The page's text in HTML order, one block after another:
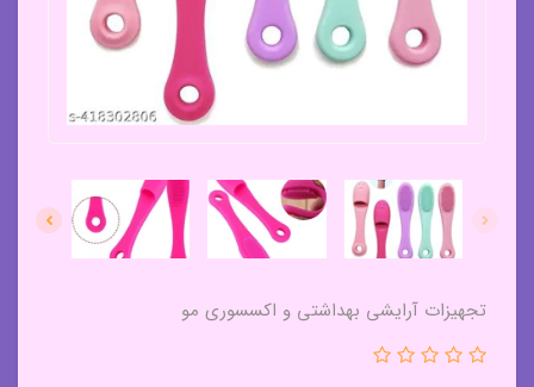
تجهیزات آرایشی بهداشتی و اکسسوری مو